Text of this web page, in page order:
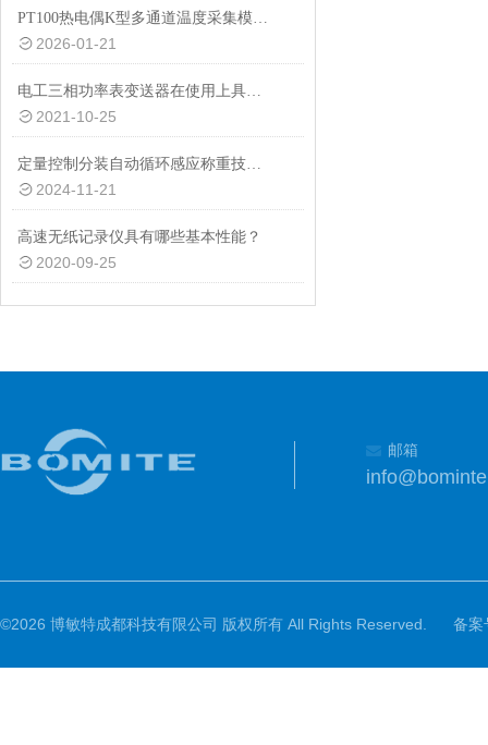
PT100热电偶K型多通道温度采集模块的功能特点解析
2026-01-21
电工三相功率表变送器在使用上具有诸多功能特点
2021-10-25
定量控制分装自动循环感应称重技术的应用与发展
2024-11-21
高速无纸记录仪具有哪些基本性能？
2020-09-25
邮箱
©2026 博敏特成都科技有限公司 版权所有 All Rights Reserved. 备案